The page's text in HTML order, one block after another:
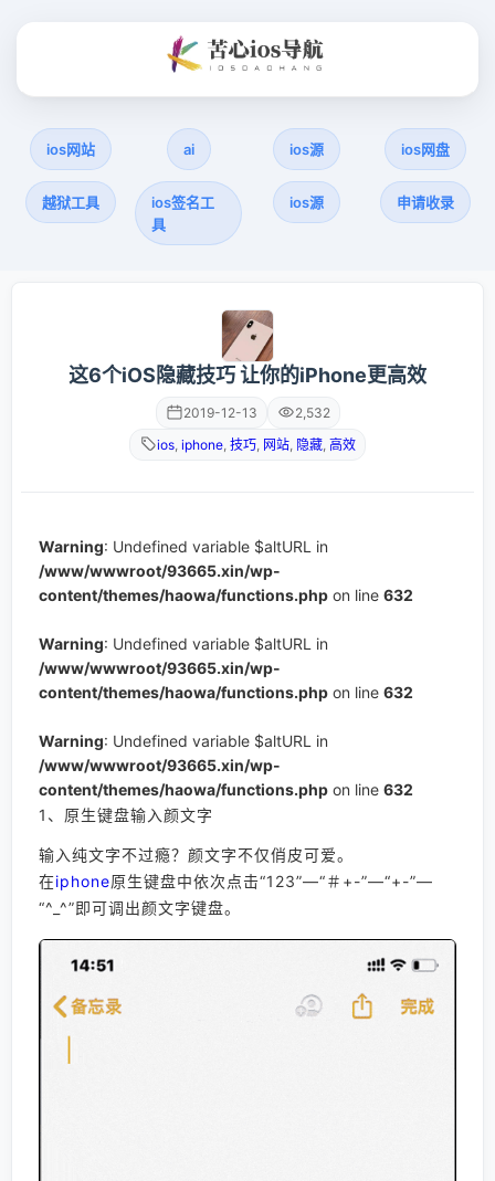
ios网站 ai ios源 ios网盘
越狱工具
ios签名工
具
ios源 申请收录
这6个iOS隐藏技巧 让你的iPhone更高效
2019-12-13
2,532
ios iphone 技巧 网站 隐藏 高效
Warning: Undefined variable $altURL in
/www/wwwroot/93665.xin/wp-
content/themes/haowa/functions.php on line 632
Warning: Undefined variable $altURL in
/www/wwwroot/93665.xin/wp-
content/themes/haowa/functions.php on line 632
Warning: Undefined variable $altURL in
/www/wwwroot/93665.xin/wp-
content/themes/haowa/functions.php on line 632
1、原生键盘输入颜文字
输入纯文字不过瘾？ 颜文字不仅俏皮可爱。
在iphone原生键盘中依次点击“123”—“＃+-”—“+-”—
“^_^”即可调出颜文字键盘。